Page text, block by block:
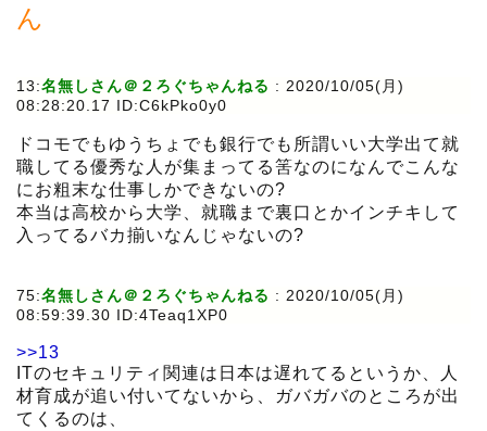
ん
13:名無しさん＠２ろぐちゃんねる : 2020/10/05(月)
08:28:20.17 ID:C6kPko0y0
ドコモでもゆうちょでも銀行でも所謂いい大学出て就
職してる優秀な人が集まってる筈なのになんでこんな
にお粗末な仕事しかできないの?
本当は高校から大学、就職まで裏口とかインチキして
入ってるバカ揃いなんじゃないの?
75:名無しさん＠２ろぐちゃんねる : 2020/10/05(月)
08:59:39.30 ID:4Teaq1XP0
>>13
ITのセキュリティ関連は日本は遅れてるというか、人
材育成が追い付いてないから、ガバガバのところが出
てくるのは、